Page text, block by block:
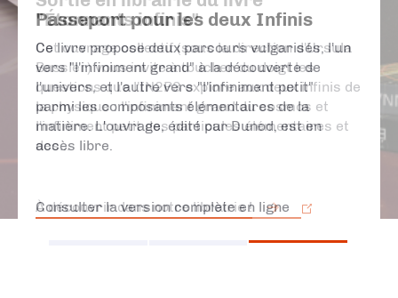
Passeport pour les deux Infinis
Ce livre propose deux parcours vulgarisés, l'un
vers "l'infiniment grand" à la découverte de
l'univers, et l'autre vers "l'infiniment petit"
parmi les composants élémentaires de la
matière. L'ouvrage, édité par Dunod, est en
accès libre.
Consulter la version complète en ligne